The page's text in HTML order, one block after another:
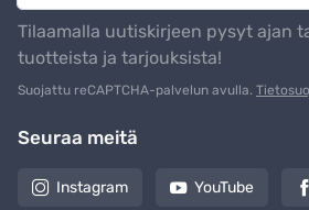
Tilaamalla uutiskirjeen pysyt ajan
tuotteista ja tarjouksista!
Suojattu reCAPTCHA-palvelun avulla.
Seuraa meitä
Instagram YouTube